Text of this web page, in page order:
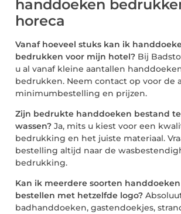
handdoeken
horeca
Vanaf hoeveel stuks kan ik
bedrukken voor mijn hotel? Bij
u al vanaf kleine aantallen
bedrukken. Neem contact op voor de
minimumbestelling en prijzen.
Zijn bedrukte handdoeken bestand
wassen? Ja, mits u kiest voor een
bedrukking en het juiste materiaal.
bestelling altijd naar de
bedrukking.
Kan ik meerdere soorten
bestellen met hetzelfde logo?
badhanddoeken, gastendoekjes,